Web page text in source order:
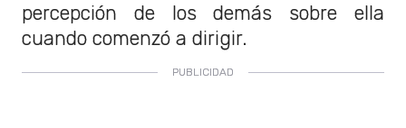
percepción de los demás sobre ella
cuando comenzó a dirigir.